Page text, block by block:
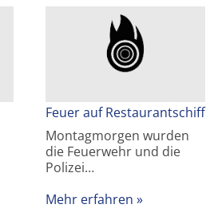
Feuer auf Restaurantschiff
Montagmorgen wurden
die Feuerwehr und die
Polizei…
Mehr erfahren